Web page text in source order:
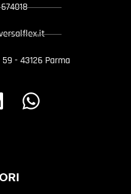
- 43126 Parma